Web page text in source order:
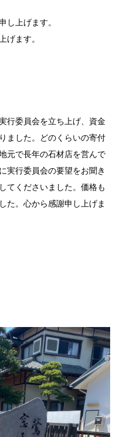
し上げます。
げます。
行委員会を立ち上げ、資金
ました。どのくらいの寄付
元で長年の石材店を営んで
実行委員会の要望をお聞き
てくださいました。価格も
た。心から感謝申し上げま